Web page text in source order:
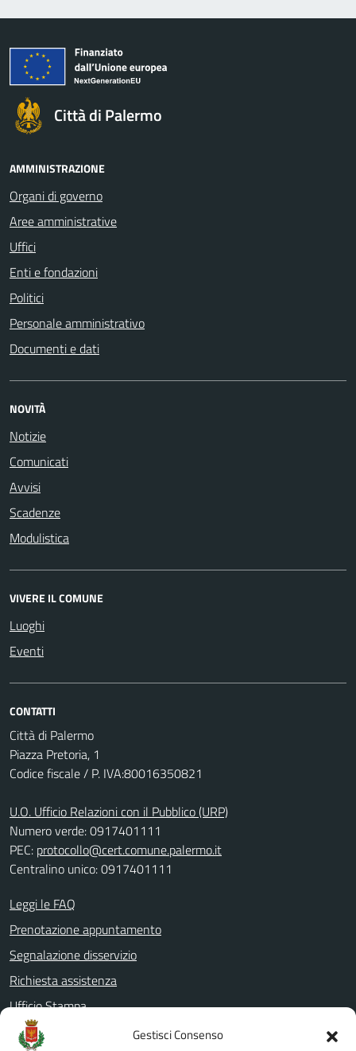
Gestisci Consenso
Città di Palermo
AMMINISTRAZIONE
Organi di governo
Aree amministrative
Uffici
Enti e fondazioni
Politici
Personale amministrativo
Documenti e dati
NOVITÀ
Notizie
Comunicati
Avvisi
Scadenze
Modulistica
VIVERE IL COMUNE
Luoghi
Eventi
CONTATTI
Città di Palermo
Piazza Pretoria, 1
Codice fiscale / P. IVA:80016350821
U.O. Ufficio Relazioni con il Pubblico (URP)
Numero verde: 0917401111
PEC: protocollo@cert.comune.palermo.it
Centralino unico: 0917401111
Leggi le FAQ
Prenotazione appuntamento
Segnalazione disservizio
Richiesta assistenza
Ufficio Stampa
Amministrazione Trasparente